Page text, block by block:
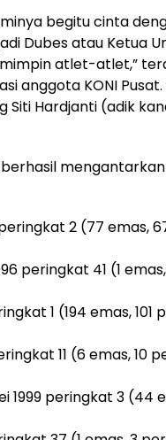
begitu cinta
Dubes atau Ketua
atlet-atlet,”
anggota KONI
Siti Hardjanti (adik
berhasil
2 (77 emas,
peringkat 41 (1
1 (194 emas, 101
11 (6 emas, 10
1999 peringkat 3 (44